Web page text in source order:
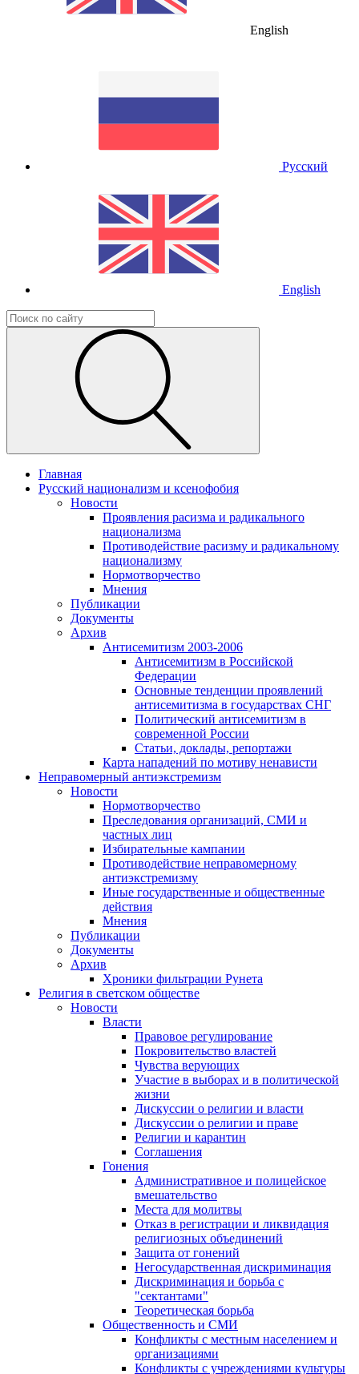
English
Русский
English
Главная
Русский национализм и ксенофобия
Новости
Проявления расизма и радикального
национализма
Противодействие расизму и радикальному
национализму
Нормотворчество
Мнения
Публикации
Документы
Архив
Антисемитизм 2003-2006
Антисемитизм в Российской
Федерации
Основные тенденции проявлений
антисемитизма в государствах СНГ
Политический антисемитизм в
современной России
Статьи, доклады, репортажи
Карта нападений по мотиву ненависти
Неправомерный антиэкстремизм
Новости
Нормотворчество
Преследования организаций, СМИ и
частных лиц
Избирательные кампании
Противодействие неправомерному
антиэкстремизму
Иные государственные и общественные
действия
Мнения
Публикации
Документы
Архив
Хроники фильтрации Рунета
Религия в светском обществе
Новости
Власти
Правовое регулирование
Покровительство властей
Чувства верующих
Участие в выборах и в политической
жизни
Дискуссии о религии и власти
Дискуссии о религии и праве
Религии и карантин
Соглашения
Гонения
Административное и полицейское
вмешательство
Места для молитвы
Отказ в регистрации и ликвидация
религиозных объединений
Защита от гонений
Негосударственная дискриминация
Дискриминация и борьба с
"сектантами"
Теоретическая борьба
Общественность и СМИ
Конфликты с местным населением и
организациями
Конфликты с учреждениями культуры